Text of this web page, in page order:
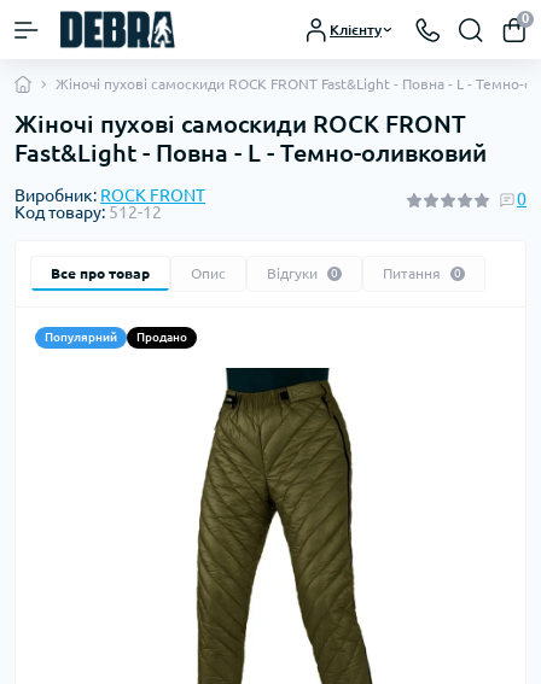
Клієнту
0
Жіночі пухові самоскиди ROCK FRONT Fast&Light - Повна - L - Темно-
Жіночі пухові самоскиди ROCK FRONT
Fast&Light - Повна - L - Темно-оливковий
Виробник: ROCK FRONT
Код товару: 512-12
0
Все про товар Опис Відгуки 0 Питання 0
Популярний Продано